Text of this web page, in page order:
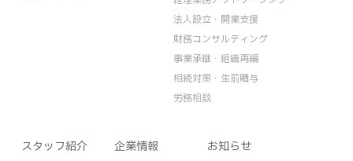
法人設立・開業支援
財務コンサルティング
事業承継・組織再編
相続対策・生前贈与
労務相談
スタッフ紹介 企業情報 お知らせ